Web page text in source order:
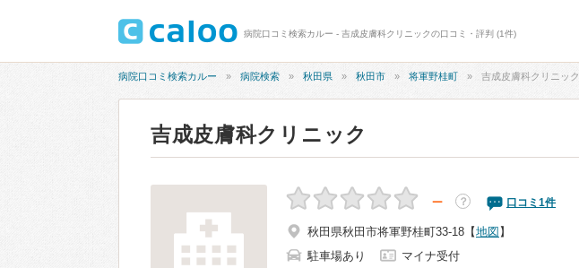
病院口コミ検索カルー - 吉成皮膚科クリニックの口コミ・評判 (1件)
病院口コミ検索カルー 病院検索 秋田県 秋田市 将軍野桂町 吉成皮膚科クリニック
吉成皮膚科クリニック
－ ？ 口コミ 1件
秋田県秋田市将軍野桂町33-18 【地図 】
駐車場あり
マイナ受付